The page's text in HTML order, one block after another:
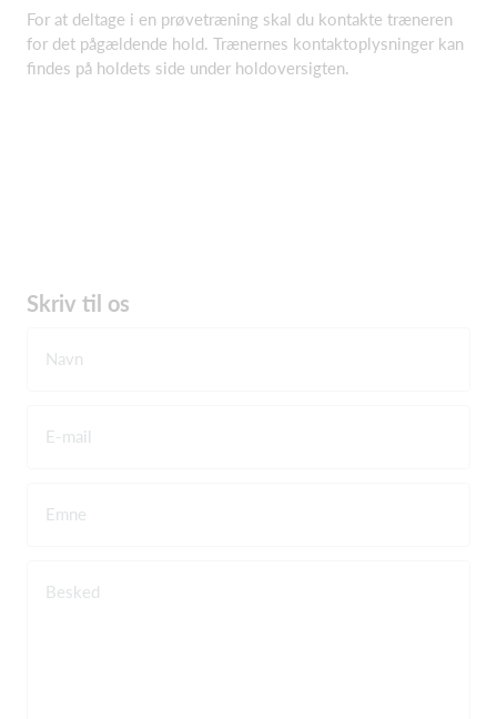
For at deltage i en prøvetræning skal du kontakte træneren
for det pågældende hold. Trænernes kontaktoplysninger kan
findes på holdets side under holdoversigten.
Skriv til os
Navn
E-mail
Emne
Besked